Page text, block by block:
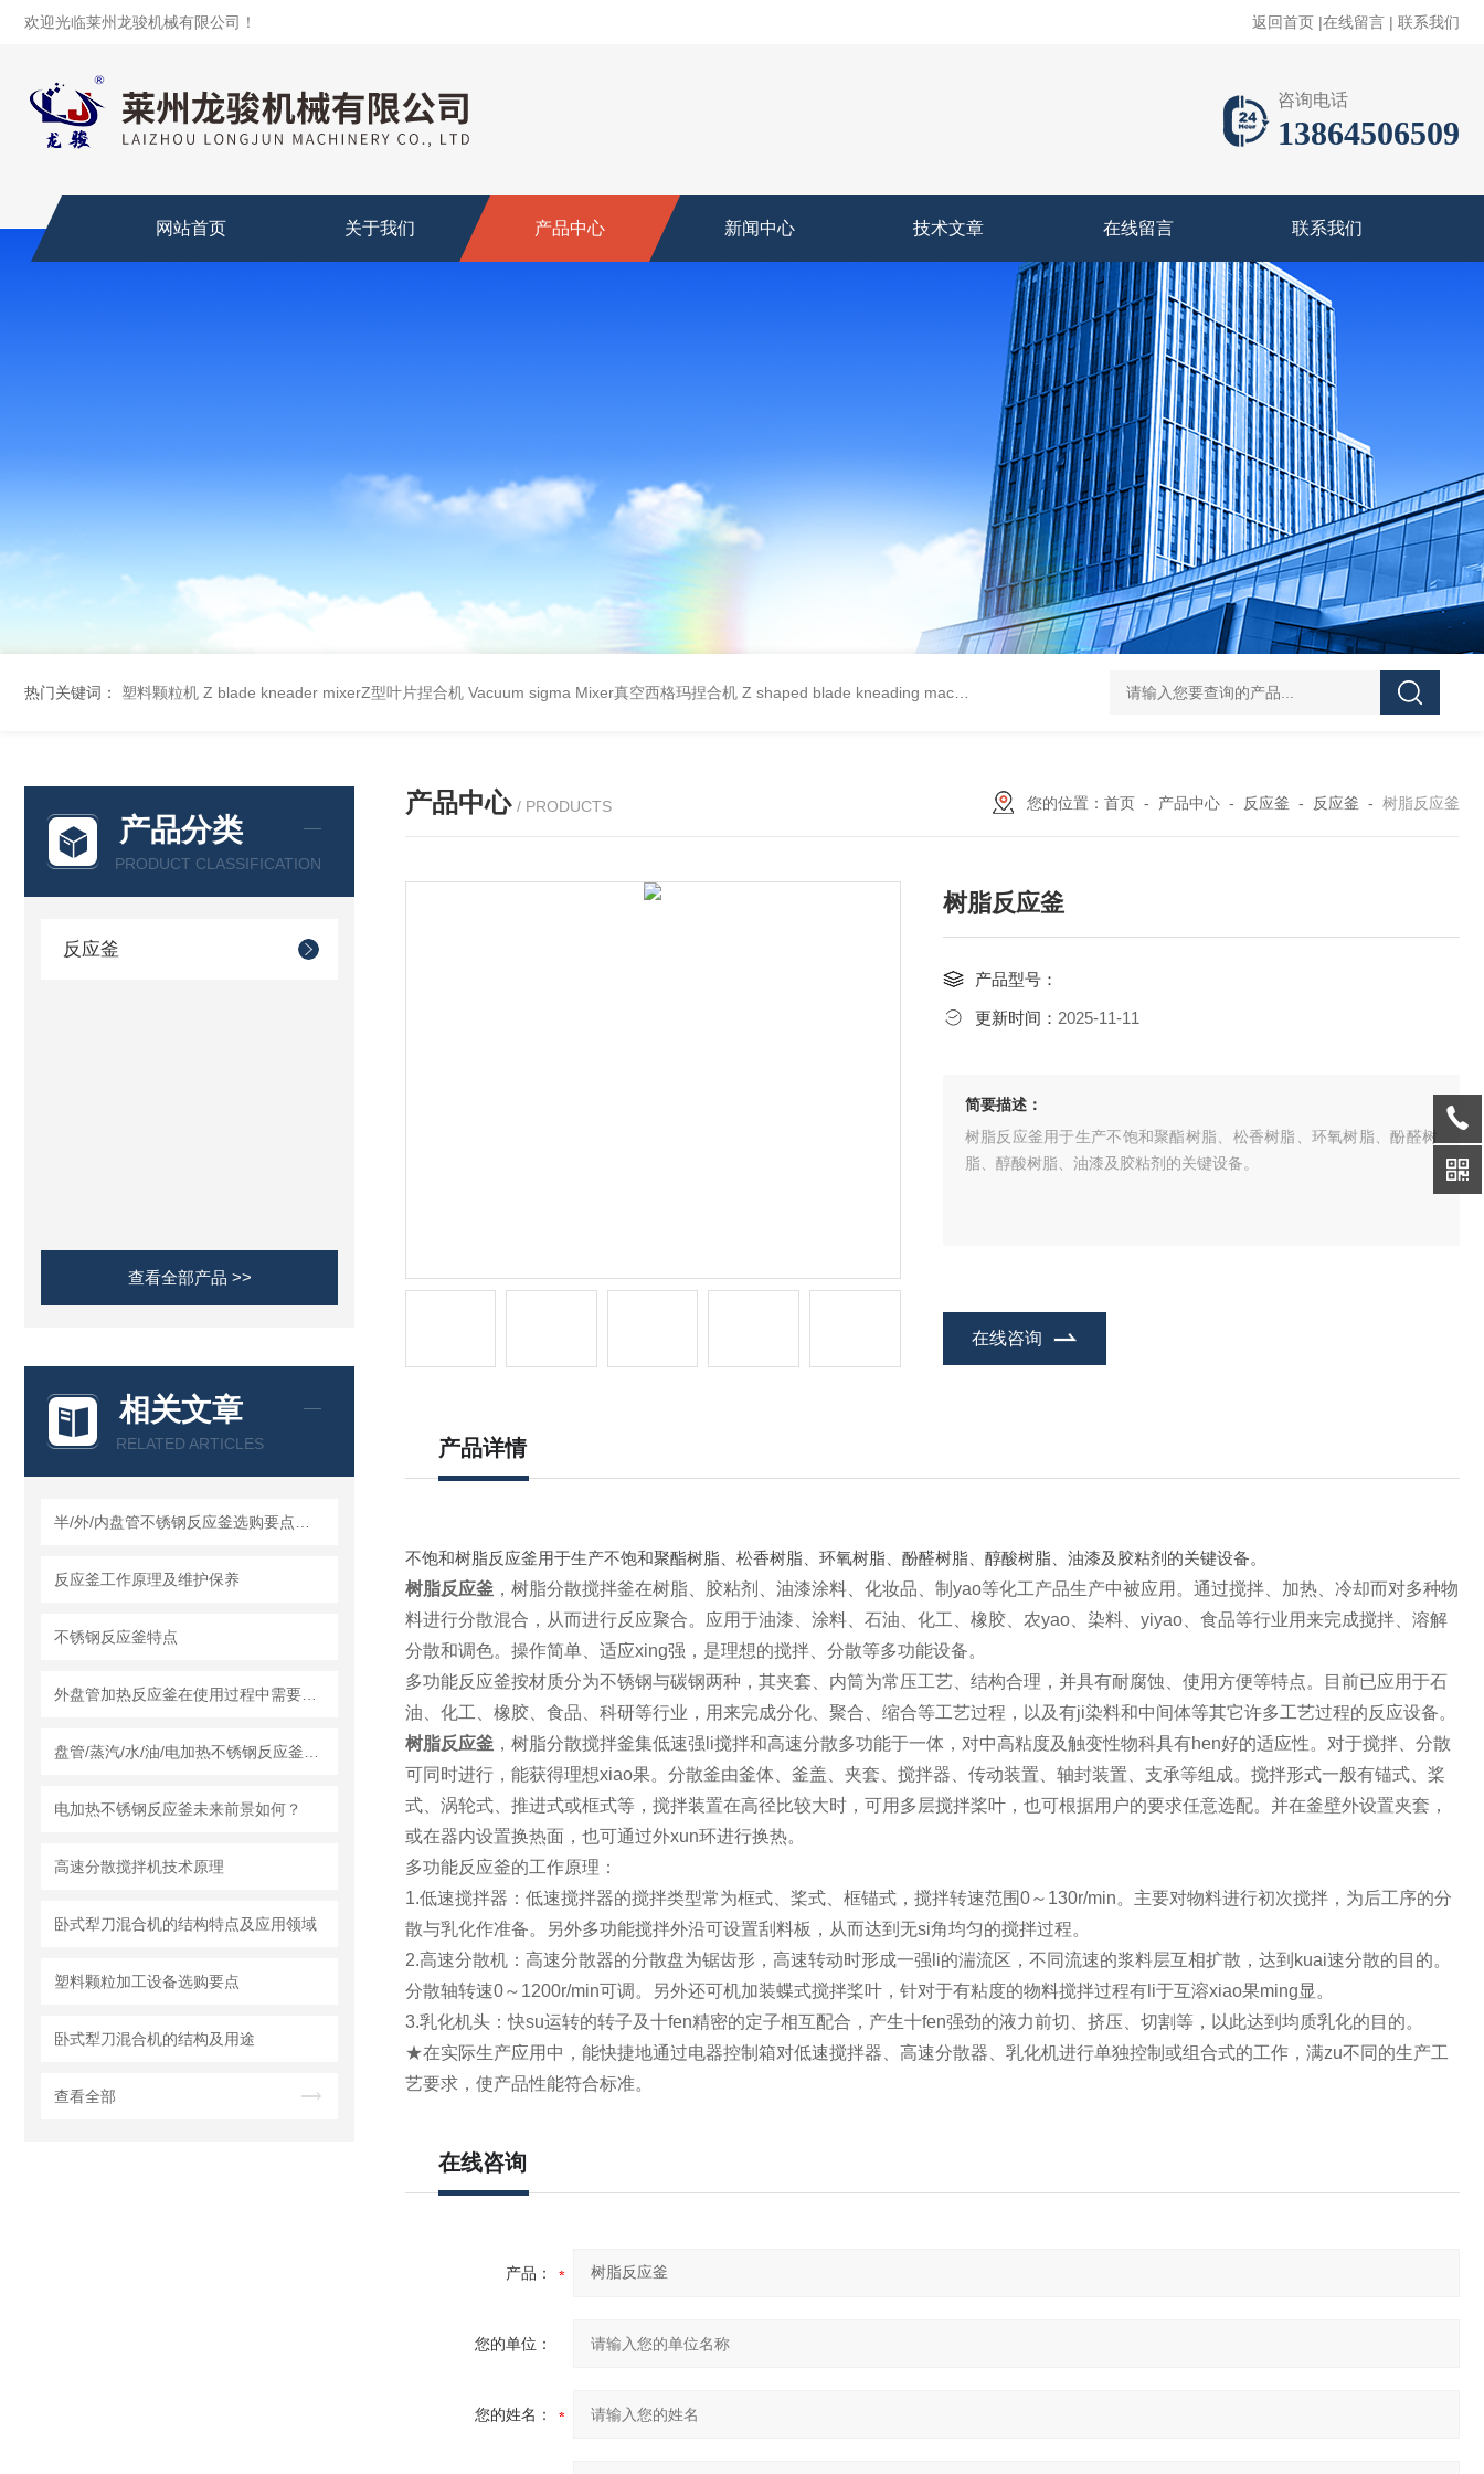
欢迎光临莱州龙骏机械有限公司！ 返回首页 |在线留言 | 联系我们
咨询电话
13864506509
网站首页 关于我们 产品中心 新闻中心 技术文章 在线留言 联系我们
热门关键词： 塑料颗粒机 Z blade kneader mixerZ型叶片捏合机 Vacuum sigma Mixer真空西格玛捏合机 Z shaped blade kneading machineZ型捏合机 Z shaped blade sigma mixerZ型捏合机 Vacuum Kneader真
产品分类
PRODUCT CLASSIFICATION
反应釜
查看全部产品 >>
相关文章
RELATED ARTICLES
反应釜工作原理及维护保养
不锈钢反应釜特点
电加热不锈钢反应釜未来前景如何？
高速分散搅拌机技术原理
卧式犁刀混合机的结构特点及应用领域
塑料颗粒加工设备选购要点
卧式犁刀混合机的结构及用途
查看全部
产品中心 / PRODUCTS 您的位置： 首页 - 产品中心 - 反应釜 - 反应釜 - 树脂反应釜
树脂反应釜
产品型号：
更新时间： 2025-11-11
简要描述：
树脂反应釜用于生产不饱和聚酯树脂、松香树脂、环氧树脂、酚醛树
脂、醇酸树脂、油漆及胶粘剂的关键设备。
在线咨询
产品详情
不饱和树脂反应釜用于生产不饱和聚酯树脂、松香树脂、环氧树脂、酚醛树脂、醇酸树脂、油漆及胶粘剂的关键设备。
树脂反应釜，树脂分散搅拌釜在树脂、胶粘剂、油漆涂料、化妆品、制yao等化工产品生产中被应用。通过搅拌、加热、冷却而对多种物
料进行分散混合，从而进行反应聚合。应用于油漆、涂料、石油、化工、橡胶、农yao、染料、yiyao、食品等行业用来完成搅拌、溶解
分散和调色。操作简单、适应xing强，是理想的搅拌、分散等多功能设备。
多功能反应釜按材质分为不锈钢与碳钢两种，其夹套、内筒为常压工艺、结构合理，并具有耐腐蚀、使用方便等特点。目前已应用于石
油、化工、橡胶、食品、科研等行业，用来完成分化、聚合、缩合等工艺过程，以及有ji染料和中间体等其它许多工艺过程的反应设备。
树脂反应釜，树脂分散搅拌釜集低速强li搅拌和高速分散多功能于一体，对中高粘度及触变性物科具有hen好的适应性。对于搅拌、分散
可同时进行，能获得理想xiao果。分散釜由釜体、釜盖、夹套、搅拌器、传动装置、轴封装置、支承等组成。搅拌形式一般有锚式、桨
式、涡轮式、推进式或框式等，搅拌装置在高径比较大时，可用多层搅拌桨叶，也可根据用户的要求任意选配。并在釜壁外设置夹套，
或在器内设置换热面，也可通过外xun环进行换热。
多功能反应釜的工作原理：
1.低速搅拌器：低速搅拌器的搅拌类型常为框式、桨式、框锚式，搅拌转速范围0～130r/min。主要对物料进行初次搅拌，为后工序的分
散与乳化作准备。另外多功能搅拌外沿可设置刮料板，从而达到无si角均匀的搅拌过程。
2.高速分散机：高速分散器的分散盘为锯齿形，高速转动时形成一强li的湍流区，不同流速的浆料层互相扩散，达到kuai速分散的目的。
分散轴转速0～1200r/min可调。另外还可机加装蝶式搅拌桨叶，针对于有粘度的物料搅拌过程有li于互溶xiao果ming显。
3.乳化机头：快su运转的转子及十fen精密的定子相互配合，产生十fen强劲的液力前切、挤压、切割等，以此达到均质乳化的目的。
★在实际生产应用中，能快捷地通过电器控制箱对低速搅拌器、高速分散器、乳化机进行单独控制或组合式的工作，满zu不同的生产工
艺要求，使产品性能符合标准。
在线咨询
产品：
您的单位：
您的姓名：